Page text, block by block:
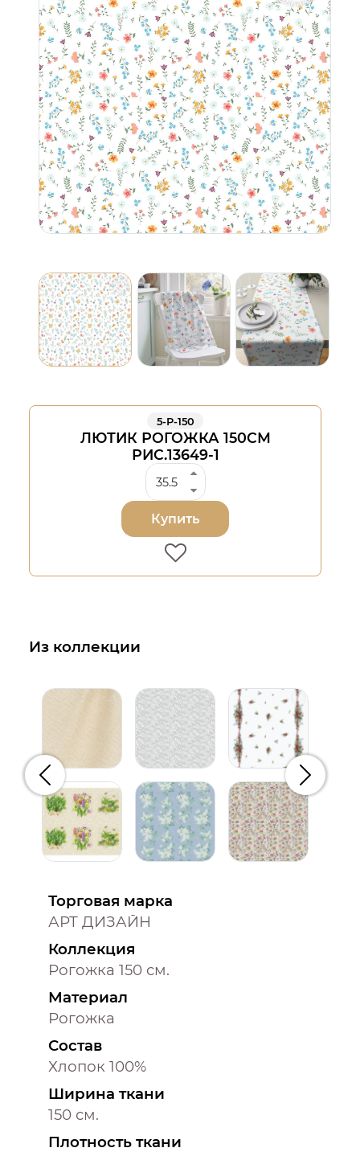
5-Р-150
ЛЮТИК РОГОЖКА 150СМ
РИС.13649-1
Купить
Из коллекции
Предыдущий
Торговая марка
АРТ ДИЗАЙН
Коллекция
Рогожка 150 см.
Материал
Рогожка
Состав
Хлопок 100%
Ширина ткани
150 см.
Плотность ткани